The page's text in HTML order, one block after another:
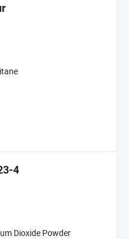
4
Dioxide Powder